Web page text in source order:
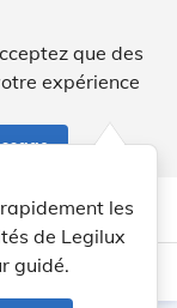
que des
expérience
les
de Legilux
guidé.
light_mode dark_mode